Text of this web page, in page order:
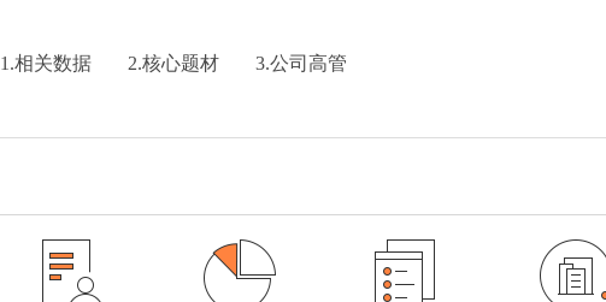
1.相关数据 2.核心题材 3.公司高管